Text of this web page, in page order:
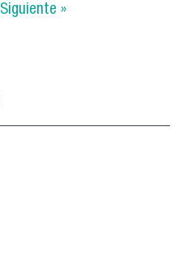
Siguiente »